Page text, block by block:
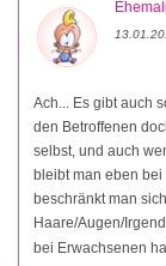
Ach... Es gibt auch
den Betroffenen
selbst, und auch
bleibt man eben
beschränkt man
Haare/Augen/
bei Erwachsenen